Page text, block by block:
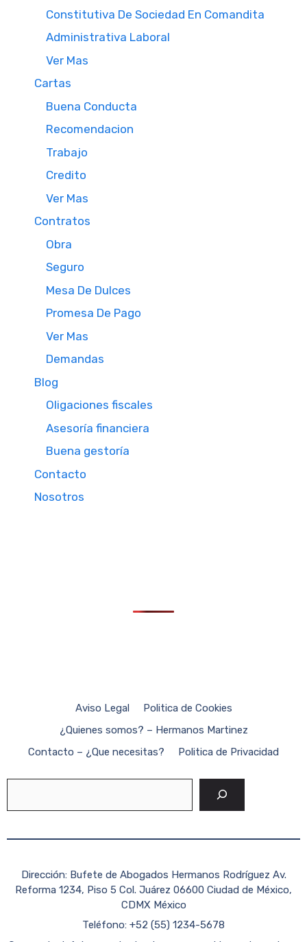
Constitutiva De Sociedad En Comandita
Administrativa Laboral
Ver Mas
Cartas
Buena Conducta
Recomendacion
Trabajo
Credito
Ver Mas
Contratos
Obra
Seguro
Mesa De Dulces
Promesa De Pago
Ver Mas
Demandas
Blog
Oligaciones fiscales
Asesoría financiera
Buena gestoría
Contacto
Nosotros
Aviso Legal
Politica de Cookies
¿Quienes somos? – Hermanos Martinez
Contacto – ¿Que necesitas?
Politica de Privacidad
Dirección: Bufete de Abogados Hermanos Rodríguez Av.
Reforma 1234, Piso 5 Col. Juárez 06600 Ciudad de México,
CDMX México
Teléfono: +52 (55) 1234-5678